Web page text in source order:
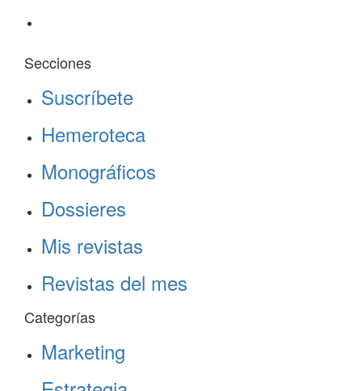
Secciones
Suscríbete
Hemeroteca
Monográficos
Dossieres
Mis revistas
Revistas del mes
Categorías
Marketing